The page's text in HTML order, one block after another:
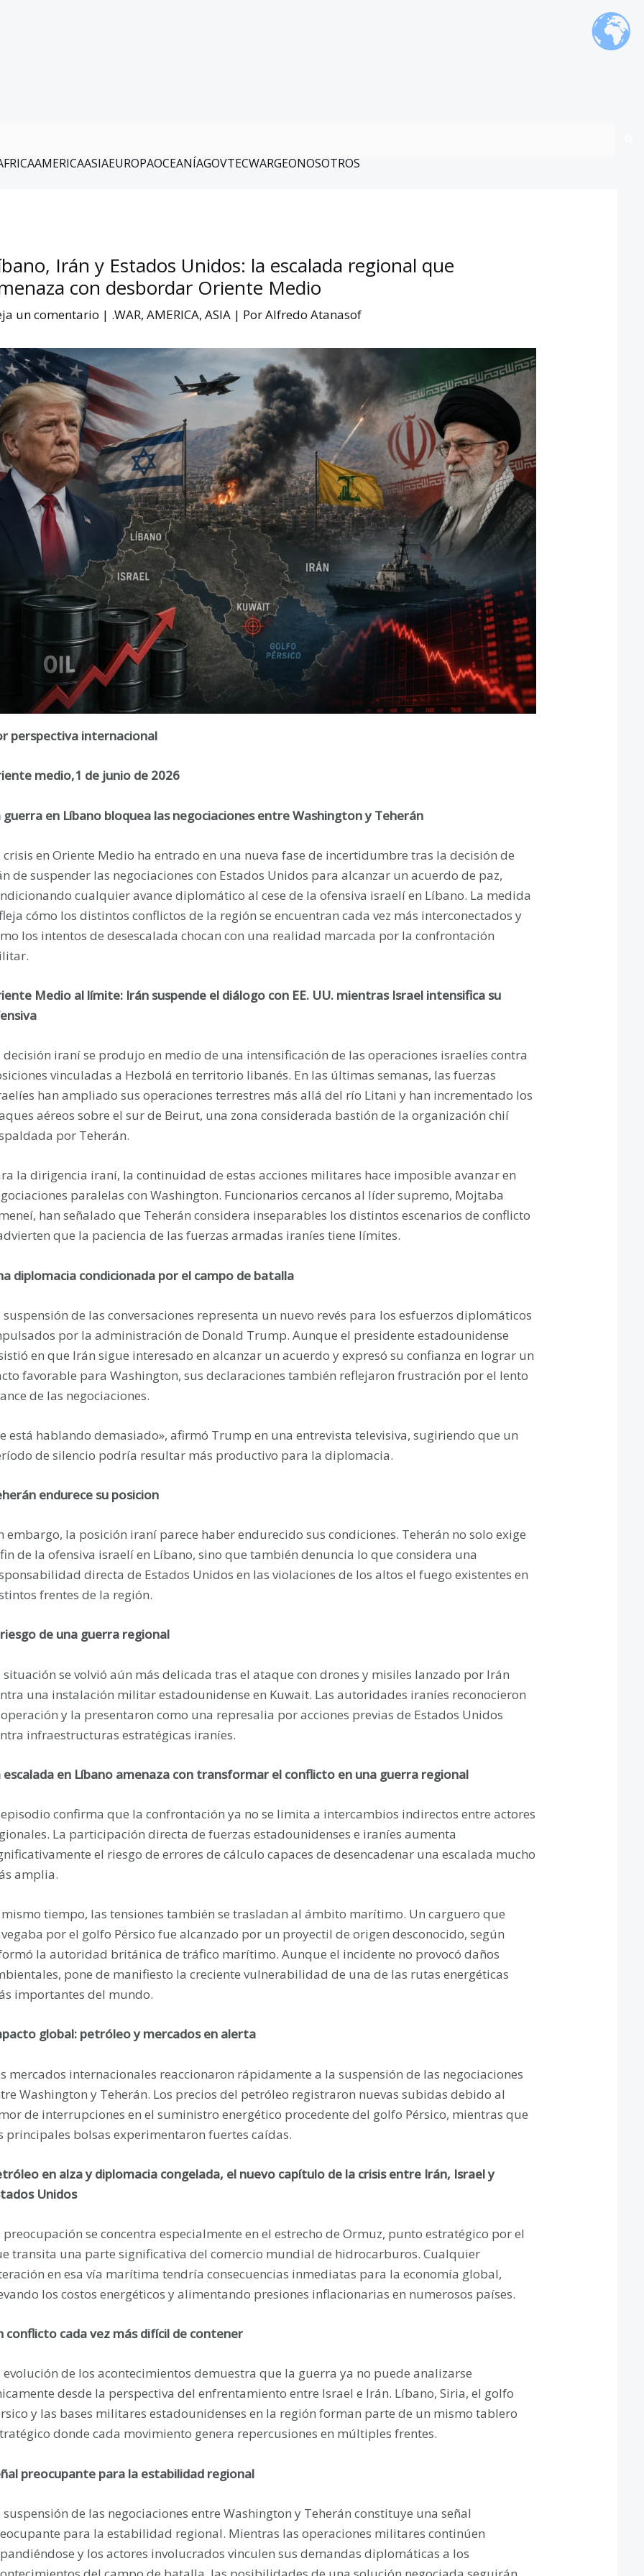
AMERICAASIAEUROPAOCEANÍAGOVTECWARGEONOSOTROS
Irán y Estados Unidos: la escalada regional que
con desbordar Oriente Medio
un comentario | .WAR, AMERICA, ASIA| PorAlfredo Atanasof
perspectiva internacional
medio,1 de junio de 2026
guerra en Líbano bloquea las negociaciones entre Washington y Teherán
crisis en Oriente Medio ha entrado en una nueva fase de incertidumbre tras la decisión de
de suspender las negociaciones con Estados Unidos para alcanzar un acuerdo de paz,
cualquier avance diplomático al cese de la ofensiva israelí en Líbano. La medida
cómo los distintos conflictos de la región se encuentran cada vez más interconectados y
los intentos de desescalada chocan con una realidad marcada por la confrontación
Medio al límite: Irán suspende el diálogo con EE. UU. mientras Israel intensifica su
decisión iraní se produjo en medio de una intensificación de las operaciones israelíes contra
vinculadas a Hezbolá en territorio libanés. En las últimas semanas, las fuerzas
han ampliado sus operaciones terrestres más allá del río Litani y han incrementado los
aéreos sobre el sur de Beirut, una zona considerada bastión de la organización chií
por Teherán.
la dirigencia iraní, la continuidad de estas acciones militares hace imposible avanzar en
paralelas con Washington. Funcionarios cercanos al líder supremo, Mojtaba
han señalado que Teherán considera inseparables los distintos escenarios de conflicto
que la paciencia de las fuerzas armadas iraníes tiene límites.
diplomacia condicionada por el campo de batalla
suspensión de las conversaciones representa un nuevo revés para los esfuerzos diplomáticos
por la administración de Donald Trump. Aunque el presidente estadounidense
en que Irán sigue interesado en alcanzar un acuerdo y expresó su confianza en lograr un
favorable para Washington, sus declaraciones también reflejaron frustración por el lento
de las negociaciones.
está hablando demasiado», afirmó Trump en una entrevista televisiva, sugiriendo que un
de silencio podría resultar más productivo para la diplomacia.
endurece su posicion
embargo, la posición iraní parece haber endurecido sus condiciones. Teherán no solo exige
de la ofensiva israelí en Líbano, sino que también denuncia lo que considera una
directa de Estados Unidos en las violaciones de los altos el fuego existentes en
frentes de la región.
riesgo de una guerra regional
situación se volvió aún más delicada tras el ataque con drones y misiles lanzado por Irán
una instalación militar estadounidense en Kuwait. Las autoridades iraníes reconocieron
y la presentaron como una represalia por acciones previas de Estados Unidos
infraestructuras estratégicas iraníes.
escalada en Líbano amenaza con transformar el conflicto en una guerra regional
confirma que la confrontación ya no se limita a intercambios indirectos entre actores
La participación directa de fuerzas estadounidenses e iraníes aumenta
el riesgo de errores de cálculo capaces de desencadenar una escalada mucho
amplia.
tiempo, las tensiones también se trasladan al ámbito marítimo. Un carguero que
por el golfo Pérsico fue alcanzado por un proyectil de origen desconocido, según
la autoridad británica de tráfico marítimo. Aunque el incidente no provocó daños
pone de manifiesto la creciente vulnerabilidad de una de las rutas energéticas
importantes del mundo.
global: petróleo y mercados en alerta
mercados internacionales reaccionaron rápidamente a la suspensión de las negociaciones
Washington y Teherán. Los precios del petróleo registraron nuevas subidas debido al
de interrupciones en el suministro energético procedente del golfo Pérsico, mientras que
principales bolsas experimentaron fuertes caídas.
en alza y diplomacia congelada, el nuevo capítulo de la crisis entre Irán, Israel y
Unidos
preocupación se concentra especialmente en el estrecho de Ormuz, punto estratégico por el
transita una parte significativa del comercio mundial de hidrocarburos. Cualquier
en esa vía marítima tendría consecuencias inmediatas para la economía global,
los costos energéticos y alimentando presiones inflacionarias en numerosos países.
conflicto cada vez más difícil de contener
evolución de los acontecimientos demuestra que la guerra ya no puede analizarse
desde la perspectiva del enfrentamiento entre Israel e Irán. Líbano, Siria, el golfo
y las bases militares estadounidenses en la región forman parte de un mismo tablero
donde cada movimiento genera repercusiones en múltiples frentes.
preocupante para la estabilidad regional
suspensión de las negociaciones entre Washington y Teherán constituye una señal
para la estabilidad regional. Mientras las operaciones militares continúen
y los actores involucrados vinculen sus demandas diplomáticas a los